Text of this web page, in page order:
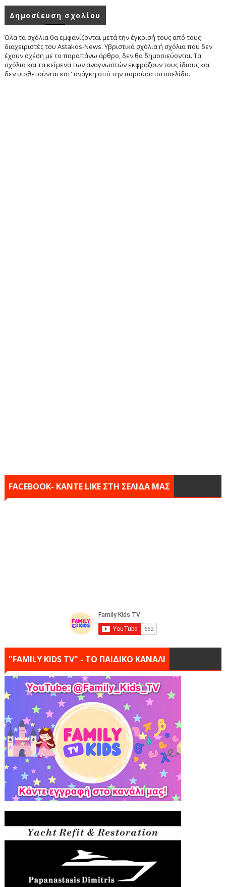
Δημοσίευση σχολίου
Όλα τα σχόλια θα εμφανίζονται μετά την έγκρισή τους από τους
διαχειριστές του Astakos-News. Υβριστικά σχόλια ή σχόλια που δεν
έχουν σχέση με το παραπάνω άρθρο, δεν θα δημοσιεύονται. Τα
σχόλια και τα κείμενα των αναγνωστών εκφράζουν τους ίδιους και
δεν υιοθετούνται κατ' ανάγκη από την παρούσα ιστοσελίδα.
FACEBOOK- KANTE LIKE ΣΤΗ ΣΕΛΙΔΑ ΜΑΣ
"FAMILY KIDS TV" - ΤΟ ΠΑΙΔΙΚΟ ΚΑΝΑΛΙ